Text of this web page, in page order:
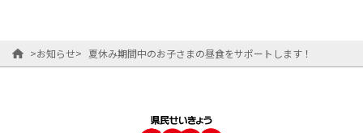
>お知らせ> 夏休み期間中のお子さまの昼食をサポートします！